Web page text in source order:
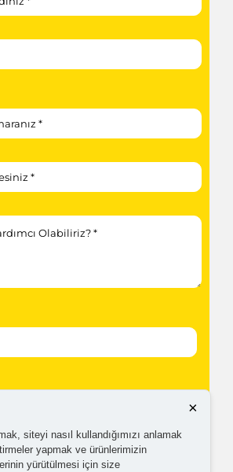
tarafıma
kabul ediyorum.
×
siteyi nasıl kullandığımızı anlamak
yapmak ve ürünlerimizin
yürütülmesi için size